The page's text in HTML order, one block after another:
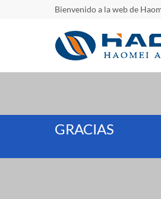
Bienvenido a la web de
GRACIAS